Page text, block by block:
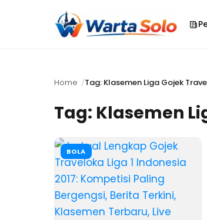
Home Tag: Klasemen Liga Gojek
Tag: Klasemen
BOLA